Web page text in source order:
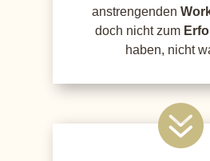
anstrengenden
doch nicht zum
haben, nicht
